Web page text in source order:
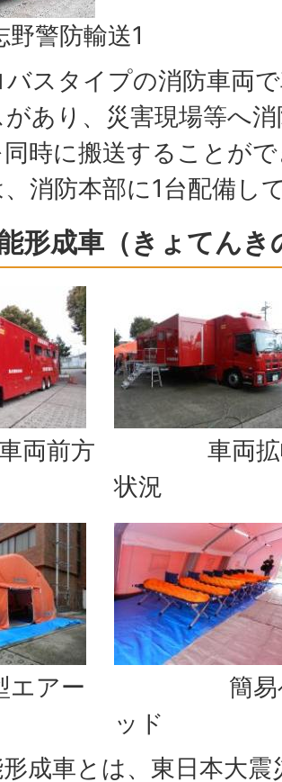
防輸送1
スタイプの消防車両
があり、災害現場等へ
時に搬送することが
消防本部に1台配備し
形成車（きょてん
方
車両拡
状況
アー
簡易
ッド
成車とは、東日本大震